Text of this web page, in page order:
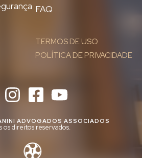
FAQ
TERMOS DE USO
POLÍTICA DE PRIVACIDADE
ADVOGADOS ASSOCIADOS
os direitos reservados.